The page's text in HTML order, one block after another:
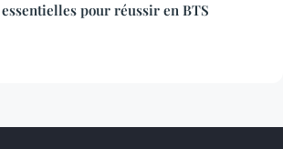
pour réussir en BTS